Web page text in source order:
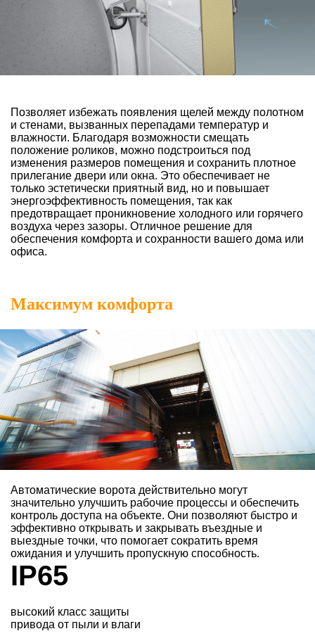
Позволяет избежать появления щелей между полотном
и стенами, вызванных перепадами температур и
влажности. Благодаря возможности смещать
положение роликов, можно подстроиться под
изменения размеров помещения и сохранить плотное
прилегание двери или окна. Это обеспечивает не
только эстетически приятный вид, но и повышает
энергоэффективность помещения, так как
предотвращает проникновение холодного или горячего
воздуха через зазоры. Отличное решение для
обеспечения комфорта и сохранности вашего дома или
офиса.
Максимум комфорта
Автоматические ворота действительно могут
значительно улучшить рабочие процессы и обеспечить
контроль доступа на объекте. Они позволяют быстро и
эффективно открывать и закрывать въездные и
выездные точки, что помогает сократить время
ожидания и улучшить пропускную способность.
IP65
высокий класс защиты
привода от пыли и влаги